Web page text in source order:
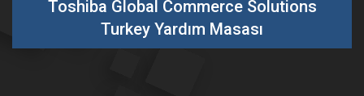
Toshiba Global Commerce Solutions
Turkey Yardım Masası